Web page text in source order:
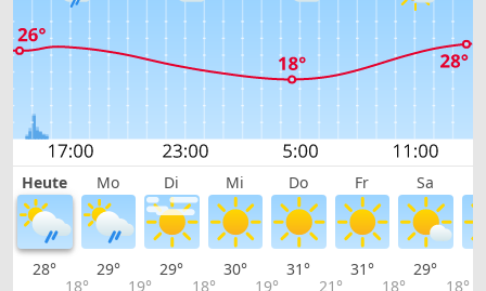
Heute Mo Di Mi Do Fr Sa
28°
18°
29°
19°
29°
18°
30°
19°
31°
21°
31°
18°
29°
18°